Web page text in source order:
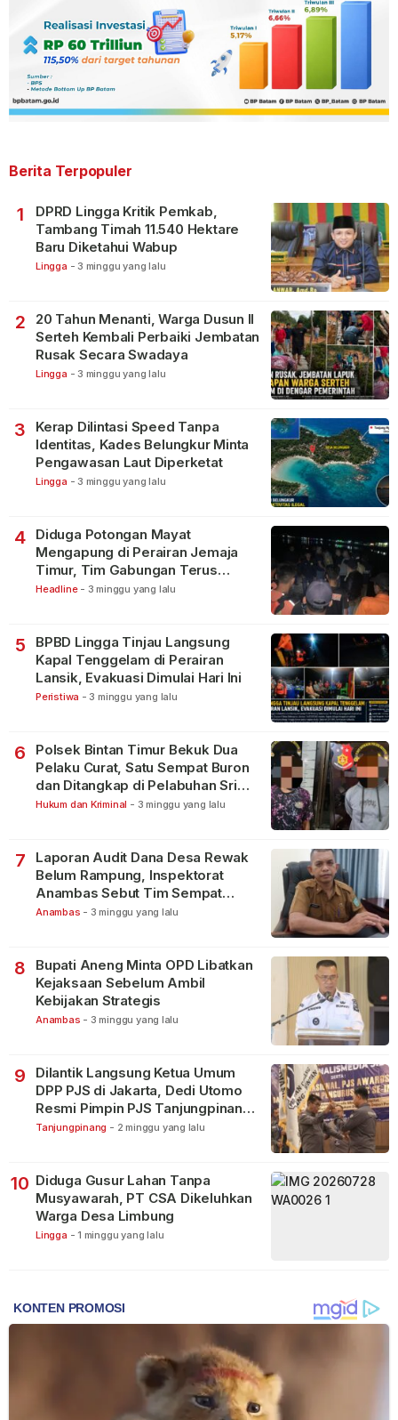
Berita Terpopuler
1
DPRD Lingga Kritik Pemkab,
Tambang Timah 11.540 Hektare
Baru Diketahui Wabup
Lingga - 3 minggu yang lalu
2
20 Tahun Menanti, Warga Dusun II
Serteh Kembali Perbaiki Jembatan
Rusak Secara Swadaya
Lingga - 3 minggu yang lalu
3
Kerap Dilintasi Speed Tanpa
Identitas, Kades Belungkur Minta
Pengawasan Laut Diperketat
Lingga - 3 minggu yang lalu
4
Diduga Potongan Mayat
Mengapung di Perairan Jemaja
Timur, Tim Gabungan Terus
Lakukan Pencarian
Headline - 3 minggu yang lalu
5
BPBD Lingga Tinjau Langsung
Kapal Tenggelam di Perairan
Lansik, Evakuasi Dimulai Hari Ini
Peristiwa - 3 minggu yang lalu
6
Polsek Bintan Timur Bekuk Dua
Pelaku Curat, Satu Sempat Buron
dan Ditangkap di Pelabuhan Sri
Bintan Pura
Hukum dan Kriminal - 3 minggu yang lalu
7
Laporan Audit Dana Desa Rewak
Belum Rampung, Inspektorat
Anambas Sebut Tim Sempat
Terbagi Tangani Kasus Lain
Anambas - 3 minggu yang lalu
8
Bupati Aneng Minta OPD Libatkan
Kejaksaan Sebelum Ambil
Kebijakan Strategis
Anambas - 3 minggu yang lalu
9
Dilantik Langsung Ketua Umum
DPP PJS di Jakarta, Dedi Utomo
Resmi Pimpin PJS Tanjungpinang-
Bintan
Tanjungpinang - 2 minggu yang lalu
10 Diduga Gusur Lahan Tanpa
Musyawarah, PT CSA Dikeluhkan
Warga Desa Limbung
Lingga - 1 minggu yang lalu